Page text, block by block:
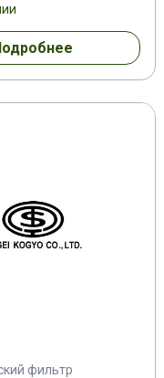
фильтр